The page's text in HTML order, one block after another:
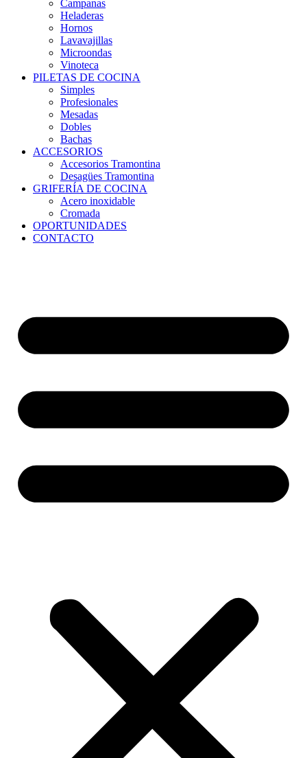
Campanas
Heladeras
Hornos
Lavavajillas
Microondas
Vinoteca
PILETAS DE COCINA
Simples
Profesionales
Mesadas
Dobles
Bachas
ACCESORIOS
Accesorios Tramontina
Desagües Tramontina
GRIFERÍA DE COCINA
Acero inoxidable
Cromada
OPORTUNIDADES
CONTACTO